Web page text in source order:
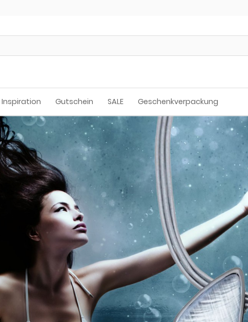
Inspiration Gutschein SALE Geschenkverpackung